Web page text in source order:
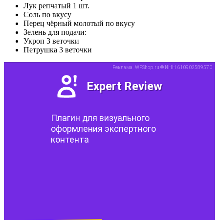
Лук репчатый 1 шт.
Соль по вкусу
Перец чёрный молотый по вкусу
Зелень для подачи:
Укроп 3 веточки
Петрушка 3 веточки